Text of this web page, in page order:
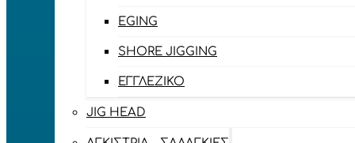
EGING
SHORE JIGGING
ΕΓΓΛΈΖΙΚΟ
JIG HEAD